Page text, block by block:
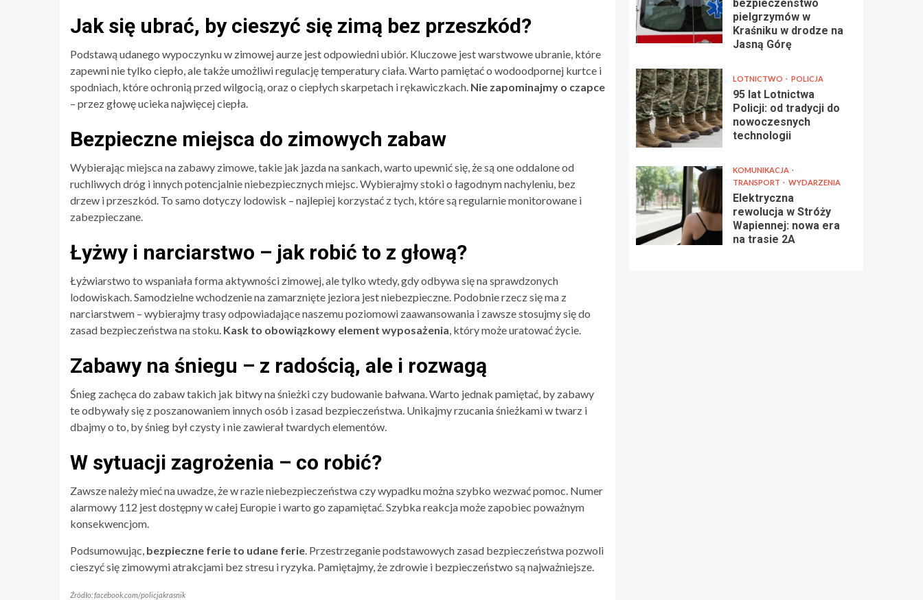
Jak się ubrać, by cieszyć się zimą bez przeszkód?
Podstawą udanego wypoczynku w zimowej aurze jest odpowiedni ubiór. Kluczowe jest warstwowe ubranie, które
zapewni nie tylko ciepło, ale także umożliwi regulację temperatury ciała. Warto pamiętać o wodoodpornej kurtce i
spodniach, które ochronią przed wilgocią, oraz o ciepłych skarpetach i rękawiczkach. Nie zapominajmy o czapce
– przez głowę ucieka najwięcej ciepła.
Bezpieczne miejsca do zimowych zabaw
Wybierając miejsca na zabawy zimowe, takie jak jazda na sankach, warto upewnić się, że są one oddalone od
ruchliwych dróg i innych potencjalnie niebezpiecznych miejsc. Wybierajmy stoki o łagodnym nachyleniu, bez
drzew i przeszkód. To samo dotyczy lodowisk – najlepiej korzystać z tych, które są regularnie monitorowane i
zabezpieczane.
Łyżwy i narciarstwo – jak robić to z głową?
Łyżwiarstwo to wspaniała forma aktywności zimowej, ale tylko wtedy, gdy odbywa się na sprawdzonych
lodowiskach. Samodzielne wchodzenie na zamarznięte jeziora jest niebezpieczne. Podobnie rzecz się ma z
narciarstwem – wybierajmy trasy odpowiadające naszemu poziomowi zaawansowania i zawsze stosujmy się do
zasad bezpieczeństwa na stoku. Kask to obowiązkowy element wyposażenia, który może uratować życie.
Zabawy na śniegu – z radością, ale i rozwagą
Śnieg zachęca do zabaw takich jak bitwy na śnieżki czy budowanie bałwana. Warto jednak pamiętać, by zabawy
te odbywały się z poszanowaniem innych osób i zasad bezpieczeństwa. Unikajmy rzucania śnieżkami w twarz i
dbajmy o to, by śnieg był czysty i nie zawierał twardych elementów.
W sytuacji zagrożenia – co robić?
Zawsze należy mieć na uwadze, że w razie niebezpieczeństwa czy wypadku można szybko wezwać pomoc. Numer
alarmowy 112 jest dostępny w całej Europie i warto go zapamiętać. Szybka reakcja może zapobiec poważnym
konsekwencjom.
Podsumowując, bezpieczne ferie to udane ferie. Przestrzeganie podstawowych zasad bezpieczeństwa pozwoli
cieszyć się zimowymi atrakcjami bez stresu i ryzyka. Pamiętajmy, że zdrowie i bezpieczeństwo są najważniejsze.
Źródło: facebook.com/policjakrasnik
bezpieczeństwo
pielgrzymów w
Kraśniku w drodze na
Jasną Górę
LOTNICTWO POLICJA
95 lat Lotnictwa
Policji: od tradycji do
nowoczesnych
technologii
KOMUNIKACJA
TRANSPORT
WYDARZENIA
Elektryczna
rewolucja w Stróży
Wapiennej: nowa era
na trasie 2A